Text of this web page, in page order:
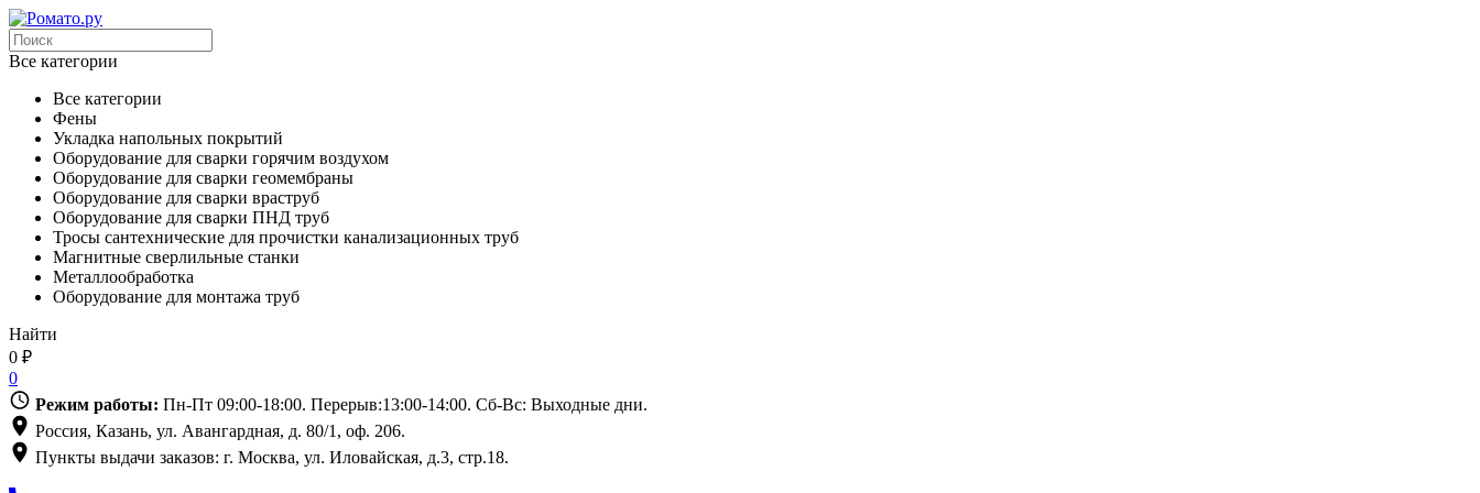
Все категории
Все категории
Фены
Укладка напольных покрытий
Оборудование для сварки горячим воздухом
Оборудование для сварки геомембраны
Оборудование для сварки враструб
Оборудование для сварки ПНД труб
Тросы сантехнические для прочистки канализационных труб
Магнитные сверлильные станки
Металлообработка
Оборудование для монтажа труб
Найти
0 ₽
0
Режим работы: Пн-Пт 09:00-18:00. Перерыв:13:00-14:00. Сб-Вс: Выходные дни.
Россия, Казань, ул. Авангардная, д. 80/1, оф. 206.
Пункты выдачи заказов: г. Москва, ул. Иловайская, д.3, стр.18.